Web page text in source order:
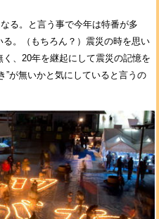
る。と言う事で今年は特番が多
。（もちろん？）震災の時を思い
、20年を継起にして震災の記憶を
”が無いかと気にしていると言うの